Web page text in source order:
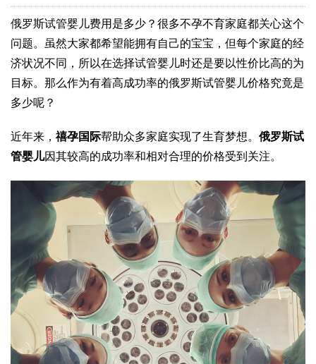
俄罗斯试管婴儿费用是多少？很多不孕不育家庭都关心这个
问题。虽然大家都希望能拥有自己的宝宝，但每个家庭的经
济状况不同，所以在选择试管婴儿时还是要以性价比高的为
目标。那么作为有着高成功率的俄罗斯试管婴儿价格究竟是
多少呢？
近年来， 禧孕国际帮助众多家庭实现了生育梦想。 俄罗斯试
管婴儿因其较高的成功率和相对合理的价格受到关注。